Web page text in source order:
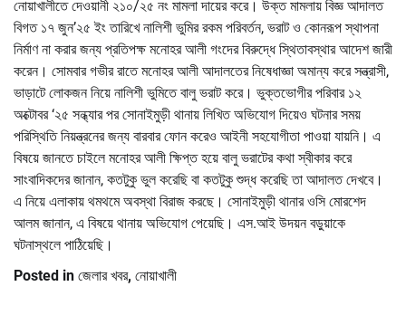
নোয়াখালীতে দেওয়ানী ২১০/২৫ নং মামলা দায়ের করে। উক্ত মামলায় বিজ্ঞ আদালত
বিগত ১৭ জুন’২৫ ইং তারিখে নালিশী ভুমির রকম পরিবর্তন, ভরাট ও কোনরূপ স্থাপনা
নির্মাণ না করার জন্য প্রতিপক্ষ মনোহর আলী গংদের বিরুদ্ধে স্থিতাবস্থার আদেশ জারী
করেন। সোমবার গভীর রাতে মনোহর আলী আদালতের নিষেধাজ্ঞা অমান্য করে সন্ত্রাসী,
ভাড়াটে লোকজন নিয়ে নালিশী ভুমিতে বালু ভরাট করে। ভুক্তভোগীর পরিবার ১২
অক্টোবর ‘২৫ সন্ধ্যার পর সোনাইমুড়ী থানায় লিখিত অভিযোগ দিয়েও ঘটনার সময়
পরিস্থিতি নিয়ন্ত্রনের জন্য বারবার ফোন করেও আইনী সহযোগীতা পাওয়া যায়নি। এ
বিষয়ে জানতে চাইলে মনোহর আলী ক্ষিপ্ত হয়ে বালু ভরাটের কথা স্বীকার করে
সাংবাদিকদের জানান, কতটুকু ভুল করেছি বা কতটুকু শুদ্ধ করেছি তা আদালত দেখবে।
এ নিয়ে এলাকায় থমথমে অবস্থা বিরাজ করছে। সোনাইমুড়ী থানার ওসি মোরশেদ
আলম জানান, এ বিষয়ে থানায় অভিযোগ পেয়েছি। এস.আই উদয়ন বড়ুয়াকে
ঘটনাস্থলে পাঠিয়েছি।
Posted in জেলার খবর, নোয়াখালী